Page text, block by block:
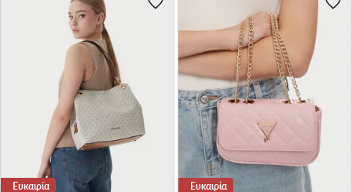
Ευκαιρία Ευκαιρία